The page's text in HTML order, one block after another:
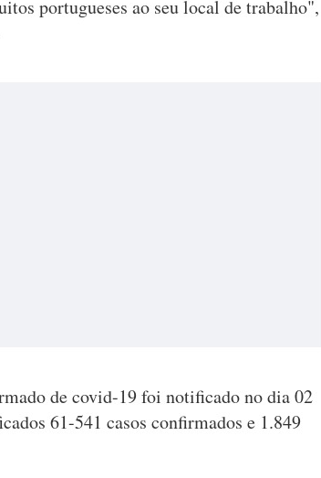
portugueses ao seu local de trabalho",
de covid-19 foi notificado no dia 02
61-541 casos confirmados e 1.849